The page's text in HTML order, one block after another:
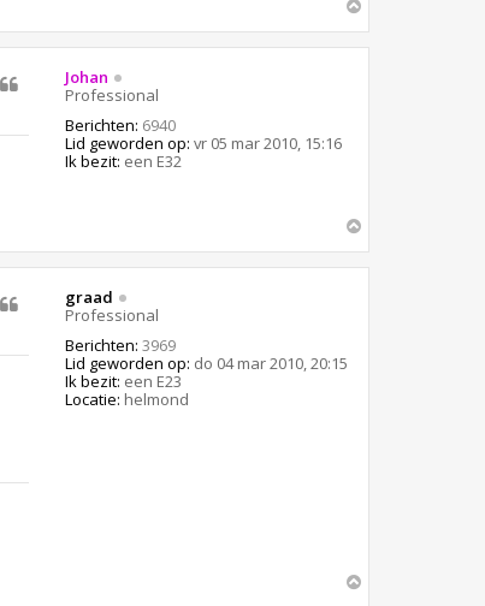
7
6
h
Johan
Professional
Berichten: 6940
Lid geworden op: vr 05 mar 2010, 15:16
Ik bezit: een E32
h
graad
Professional
Berichten: 3969
Lid geworden op: do 04 mar 2010, 20:15
Ik bezit: een E23
Locatie: helmond